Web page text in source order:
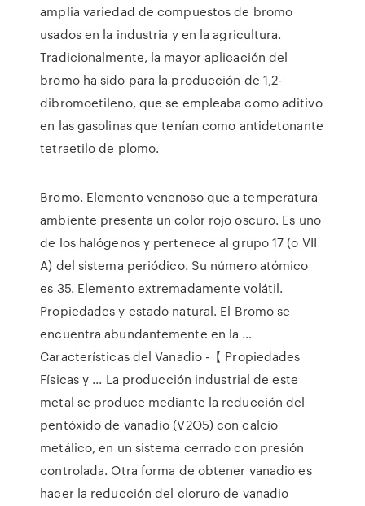
amplia variedad de compuestos de bromo
usados en la industria y en la agricultura.
Tradicionalmente, la mayor aplicación del
bromo ha sido para la producción de 1,2-
dibromoetileno, que se empleaba como aditivo
en las gasolinas que tenían como antidetonante
tetraetilo de plomo.
Bromo. Elemento venenoso que a temperatura
ambiente presenta un color rojo oscuro. Es uno
de los halógenos y pertenece al grupo 17 (o VII
A) del sistema periódico. Su número atómico
es 35. Elemento extremadamente volátil.
Propiedades y estado natural. El Bromo se
encuentra abundantemente en la …
Características del Vanadio -【 Propiedades
Físicas y ... La producción industrial de este
metal se produce mediante la reducción del
pentóxido de vanadio (V2O5) con calcio
metálico, en un sistema cerrado con presión
controlada. Otra forma de obtener vanadio es
hacer la reducción del cloruro de vanadio